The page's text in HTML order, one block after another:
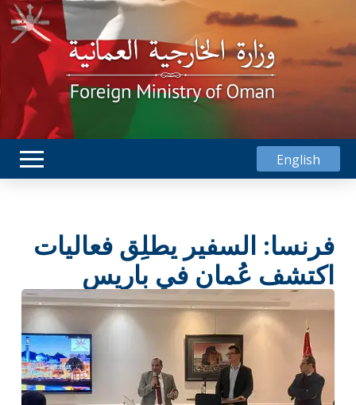
English
فرنسا: السفير يطلِق فعاليات
اكتشف عُمان في باريس